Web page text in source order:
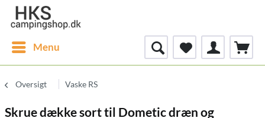
Menu
Oversigt Vaske RS
Skrue dække sort til Dometic dræn og